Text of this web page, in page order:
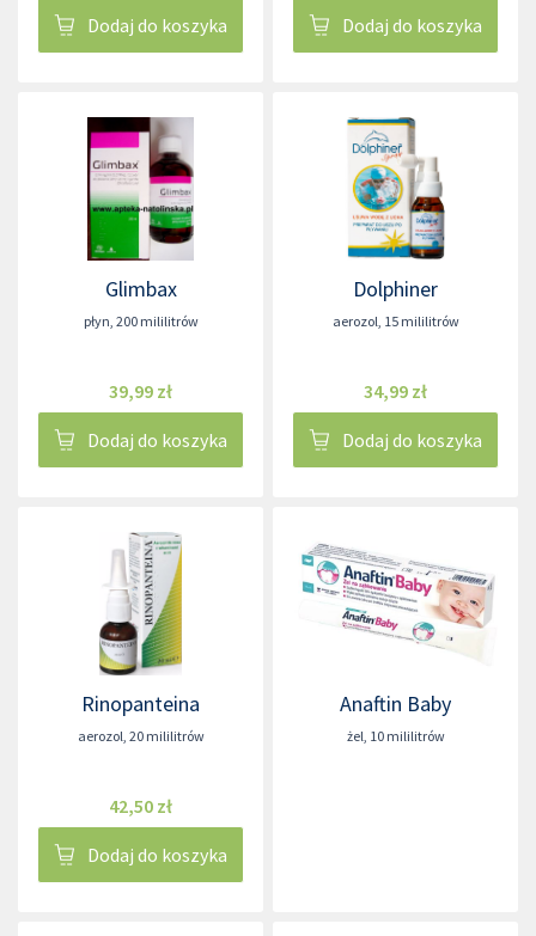
Dodaj do koszyka Dodaj do koszyka
Glimbax
płyn, 200 mililitrów
39,99 zł
Dodaj do koszyka
Dolphiner
aerozol, 15 mililitrów
34,99 zł
Dodaj do koszyka
Rinopanteina
aerozol, 20 mililitrów
42,50 zł
Dodaj do koszyka
Anaftin Baby
żel, 10 mililitrów